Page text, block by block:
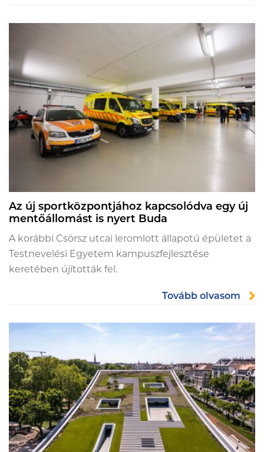
Az új sportközpontjához kapcsolódva egy új
mentőállomást is nyert Buda
A korábbi Csörsz utcai leromlott állapotú épületet a
Testnevelési Egyetem kampuszfejlesztése
keretében újították fel.
Tovább olvasom